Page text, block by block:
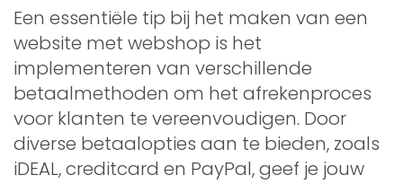
Een essentiële tip bij het maken van een
website met webshop is het
implementeren van verschillende
betaalmethoden om het afrekenproces
voor klanten te vereenvoudigen. Door
diverse betaalopties aan te bieden, zoals
iDEAL, creditcard en PayPal, geef je jouw